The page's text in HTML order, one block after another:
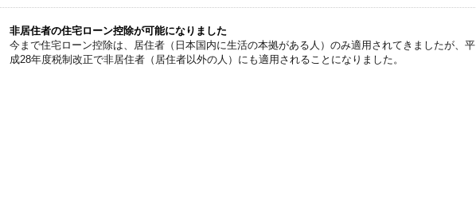
非居住者の住宅ローン控除が可能になりました
今まで住宅ローン控除は、居住者（日本国内に生活の本拠がある人）のみ適用されてきましたが、平
成28年度税制改正で非居住者（居住者以外の人）にも適用されることになりました。